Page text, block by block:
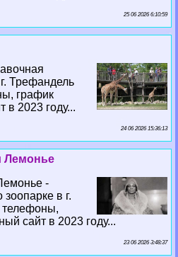
25 06 2026 6:10:59
Трефандель
график
в 2023 году...
24 06 2026 15:36:13
Лемонье
-
в г.
телефоны,
сайт в 2023 году...
23 06 2026 3:48:37